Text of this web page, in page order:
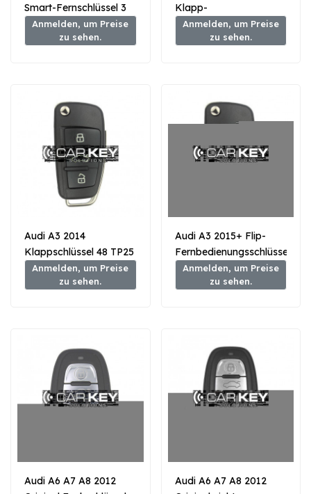
Smart-Fernschlüssel 3
Tasten 433 MHz
8W0959754FG – Typ
Anmelden, um Preise
zu sehen.
Klapp-
Fernbedienungsschlüssel,
3 Tasten, 433 MHz, 48
Anmelden, um Preise
zu sehen.
Audi A3 2014
Klappschlüssel 48 TP25
Transponder 3 Tasten
433 MHz
Anmelden, um Preise
zu sehen.
Audi A3 2015+ Flip-
Fernbedienungsschlüssel
mit Näherungstyp, 3
Tasten, 433 MHz
Anmelden, um Preise
zu sehen.
Audi A6 A7 A8 2012
Audi A6 A7 A8 2012